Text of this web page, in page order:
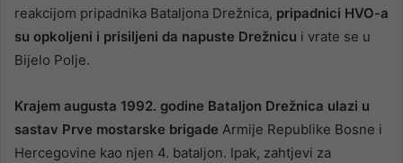
reakcijom pripadnika Bataljona Drežnica, pripadnici HVO-a
su opkoljeni i prisiljeni da napuste Drežnicu i vrate se u
Bijelo Polje.
Krajem augusta 1992. godine Bataljon Drežnica ulazi u
sastav Prve mostarske brigade Armije Republike Bosne i
Hercegovine kao njen 4. bataljon. Ipak, zahtjevi za